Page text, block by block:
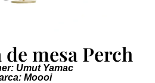
mesa Perch
Umut Yamac
Moooi